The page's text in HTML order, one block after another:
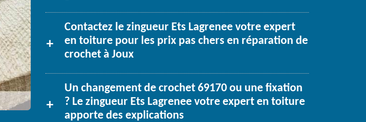
Contactez le zingueur Ets Lagrenee votre expert
en toiture pour les prix pas chers en réparation de
crochet à Joux
Un changement de crochet 69170 ou une fixation
? Le zingueur Ets Lagrenee votre expert en toiture
apporte des explications